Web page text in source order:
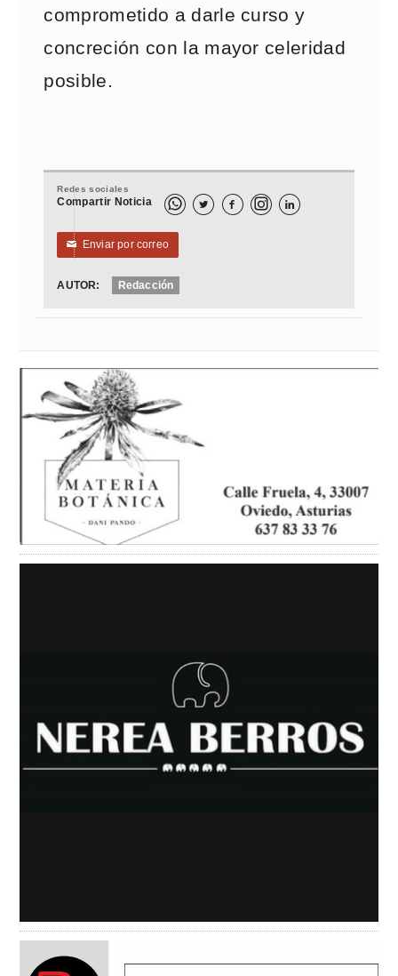
comprometido a darle curso y
concreción con la mayor celeridad
posible.
Redes sociales
Compartir Noticia   
✉ Enviar por correo
AUTOR: Redacción